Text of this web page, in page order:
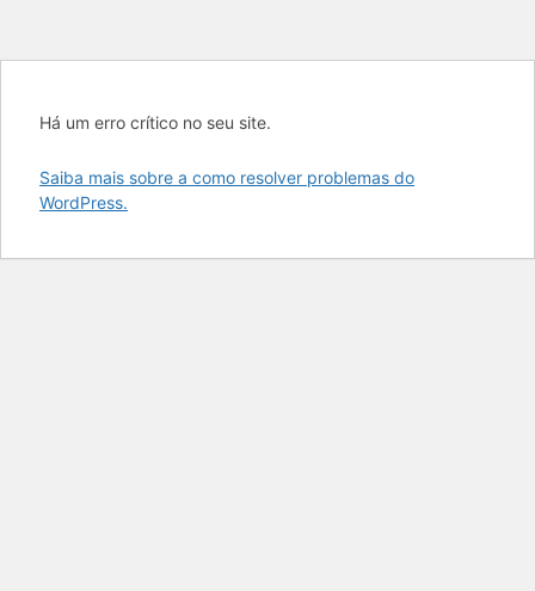
Há um erro crítico no seu site.
Saiba mais sobre a como resolver problemas do
WordPress.